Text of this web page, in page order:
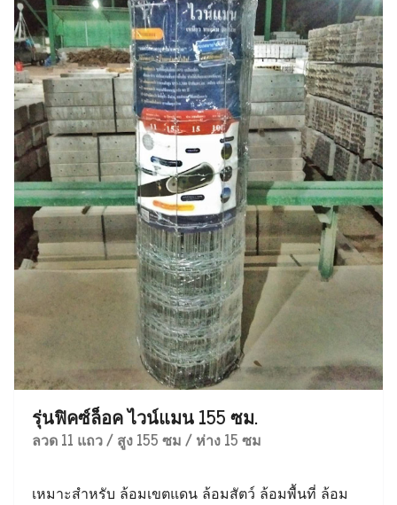
รุ่นฟิคซ์ล็อค ไวน์แมน 155 ซม.
ลวด 11 แถว / สูง 155 ซม / ห่าง 15 ซม
เหมาะสำหรับ ล้อมเขตแดน ล้อมสัตว์ ล้อมพื้นที่ ล้อม